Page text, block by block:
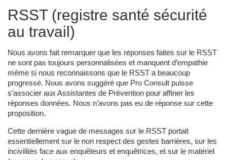
RSST (registre santé sécurité
au travail)
Nous avons fait remarquer que les réponses faites sur le RSST
ne sont pas toujours personnalisées et manquent d’empathie
même si nous reconnaissons que le RSST a beaucoup
progressé. Nous avons suggéré que Pro Consult puisse
s’associer aux Assistantes de Prévention pour affiner les
réponses données. Nous n’avons pas eu de réponse sur cette
proposition.
Cette dernière vague de messages sur le RSST portait
essentiellement sur le non respect des gestes barrières, sur les
incivilités face aux enquêteurs et enquêtrices, et sur le matériel